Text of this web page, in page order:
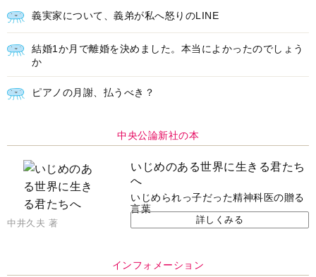
義実家について、義弟が私へ怒りのLINE
結婚1か月で離婚を決めました。本当によかったのでしょう
か
ピアノの月謝、払うべき？
中央公論新社の本
いじめのある世界に生きる君たち
へ
いじめられっ子だった精神科医の贈る
言葉
中井久夫 著 詳しくみる
インフォメーション